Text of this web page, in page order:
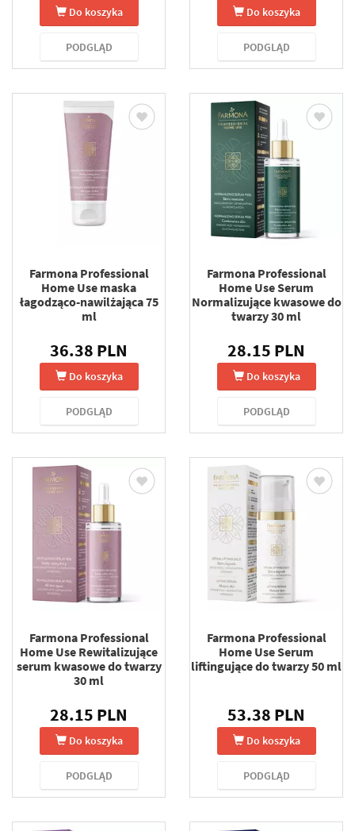
Do koszyka
PODGLĄD
Do koszyka
PODGLĄD
Farmona Professional
Home Use maska
łagodząco-nawilżająca 75
ml
36.38 PLN
Do koszyka
PODGLĄD
Farmona Professional
Home Use Serum
Normalizujące kwasowe do
twarzy 30 ml
28.15 PLN
Do koszyka
PODGLĄD
Farmona Professional
Home Use Rewitalizujące
serum kwasowe do twarzy
30 ml
28.15 PLN
Do koszyka
PODGLĄD
Farmona Professional
Home Use Serum
liftingujące do twarzy 50 ml
53.38 PLN
Do koszyka
PODGLĄD